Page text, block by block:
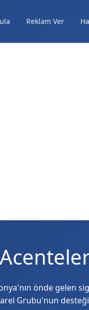
Reklam Ver
önde gelen
Grubu'nun